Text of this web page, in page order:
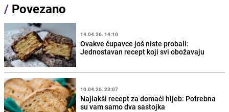
/ Povezano
14.04.26. 14:10
Ovakve čupavce još niste probali:
Jednostavan recept koji svi obožavaju
10.04.26. 23:07
Najlakši recept za domaći hljeb: Potrebna
su vam samo dva sastojka